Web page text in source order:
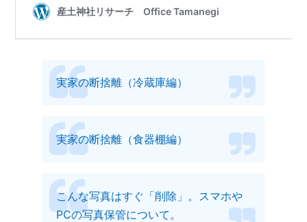
実家の断捨離（冷蔵庫編）
実家の断捨離（食器棚編）
こんな写真はすぐ「削除」。スマホや
PCの写真保管について。